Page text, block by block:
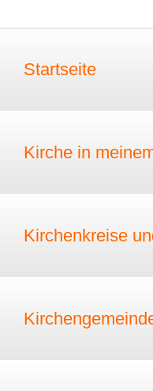
Startseite
Kirche in
Kirchenkreise